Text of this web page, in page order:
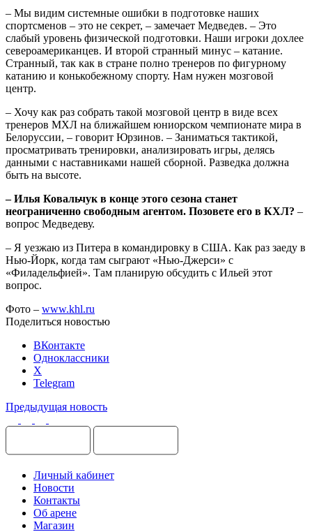
– Мы видим системные ошибки в подготовке наших
спортсменов – это не секрет, – замечает Медведев. – Это
слабый уровень физической подготовки. Наши игроки дохлее
североамериканцев. И второй странный минус – катание.
Странный, так как в стране полно тренеров по фигурному
катанию и конькобежному спорту. Нам нужен мозговой
центр.
– Хочу как раз собрать такой мозговой центр в виде всех
тренеров МХЛ на ближайшем юниорском чемпионате мира в
Белоруссии, – говорит Юрзинов. – Заниматься тактикой,
просматривать тренировки, анализировать игры, делясь
данными с наставниками нашей сборной. Разведка должна
быть на высоте.
– Илья Ковальчук в конце этого сезона станет
неограниченно свободным агентом. Позовете его в КХЛ? –
вопрос Медведеву.
– Я уезжаю из Питера в командировку в США. Как раз заеду в
Нью-Йорк, когда там сыграют «Нью-Джерси» с
«Филадельфией». Там планирую обсудить с Ильей этот
вопрос.
Фото – www.khl.ru
Поделиться новостью
ВКонтакте
Одноклассники
X
Telegram
Предыдущая новость
Личный кабинет
Новости
Контакты
Об арене
Магазин